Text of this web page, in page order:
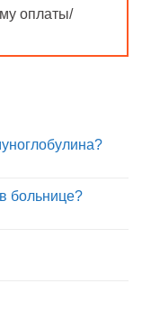
оплаты/
больнице?